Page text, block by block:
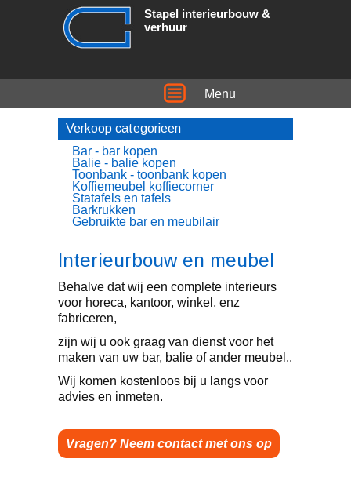
Stapel interieurbouw &
verhuur
Menu
Verkoop categorieen
Bar - bar kopen
Balie - balie kopen
Toonbank - toonbank kopen
Koffiemeubel koffiecorner
Statafels en tafels
Barkrukken
Gebruikte bar en meubilair
Interieurbouw en meubel
Behalve dat wij een complete interieurs
voor horeca, kantoor, winkel, enz
fabriceren,
zijn wij u ook graag van dienst voor het
maken van uw bar, balie of ander meubel..
Wij komen kostenloos bij u langs voor
advies en inmeten.
Vragen? Neem contact met ons op